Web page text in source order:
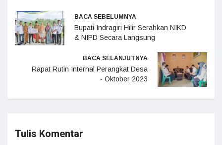
BACA SEBELUMNYA
Bupati Indragiri Hilir Serahkan NIKD
& NIPD Secara Langsung
BACA SELANJUTNYA
Rapat Rutin Internal Perangkat Desa
- Oktober 2023
Tulis Komentar